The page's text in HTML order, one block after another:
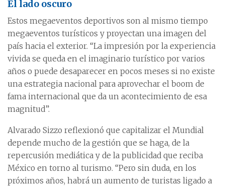
El lado oscuro
Estos megaeventos deportivos son al mismo tiempo
megaeventos turísticos y proyectan una imagen del
país hacia el exterior. “La impresión por la experiencia
vivida se queda en el imaginario turístico por varios
años o puede desaparecer en pocos meses si no existe
una estrategia nacional para aprovechar el boom de
fama internacional que da un acontecimiento de esa
magnitud”.
Alvarado Sizzo reflexionó que capitalizar el Mundial
depende mucho de la gestión que se haga, de la
repercusión mediática y de la publicidad que reciba
México en torno al turismo. “Pero sin duda, en los
próximos años, habrá un aumento de turistas ligado a